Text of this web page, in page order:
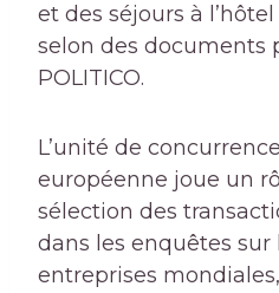
et des séjours à
selon des documents
POLITICO.
L’unité de
européenne joue un
sélection des
dans les enquêtes sur
entreprises